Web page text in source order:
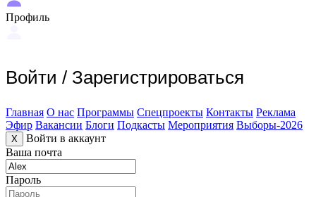
Профиль
Войти / Зарегистрироваться
Главная О нас Программы Спецпроекты Контакты Реклама
Эфир Вакансии Блоги Подкасты Мероприятия Выборы-2026
X
Войти в аккаунт
Ваша почта
Пароль